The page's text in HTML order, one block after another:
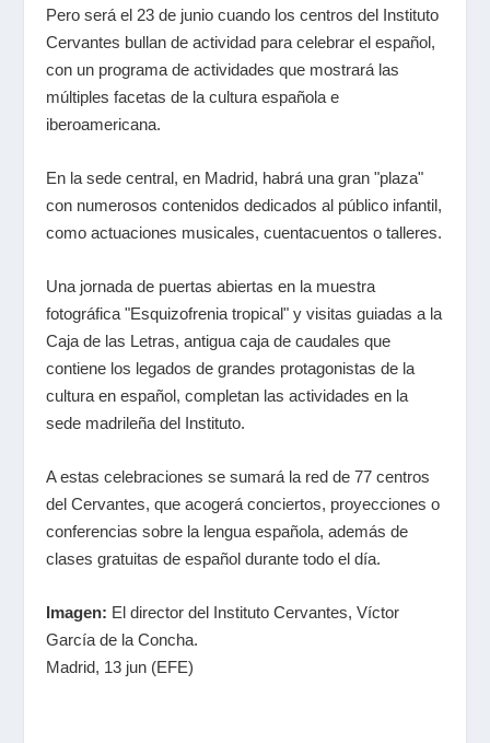
Pero será el 23 de junio cuando los centros del Instituto
Cervantes bullan de actividad para celebrar el español,
con un programa de actividades que mostrará las
múltiples facetas de la cultura española e
iberoamericana.
En la sede central, en Madrid, habrá una gran "plaza"
con numerosos contenidos dedicados al público infantil,
como actuaciones musicales, cuentacuentos o talleres.
Una jornada de puertas abiertas en la muestra
fotográfica "Esquizofrenia tropical" y visitas guiadas a la
Caja de las Letras, antigua caja de caudales que
contiene los legados de grandes protagonistas de la
cultura en español, completan las actividades en la
sede madrileña del Instituto.
A estas celebraciones se sumará la red de 77 centros
del Cervantes, que acogerá conciertos, proyecciones o
conferencias sobre la lengua española, además de
clases gratuitas de español durante todo el día.
Imagen: El director del Instituto Cervantes, Víctor
García de la Concha.
Madrid, 13 jun (EFE)